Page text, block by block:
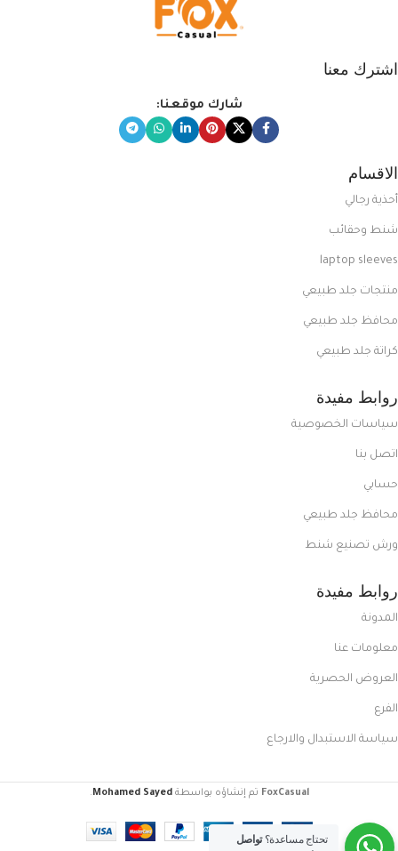
اشترك معنا
شارك موقعنا:
الاقسام
أحذية رجالي
شنط وحقائب
laptop sleeves
منتجات جلد طبيعي
محافظ جلد طبيعي
كراتة جلد طبيعي
روابط مفيدة
سياسات الخصوصية
اتصل بنا
حسابي
محافظ جلد طبيعي
ورش تصنيع شنط
روابط مفيدة
المدونة
معلومات عنا
العروض الحصرية
الفرع
سياسة الاستبدال والارجاع
FoxCasual تم إنشاؤه بواسطةMohamed Sayed
.
تحتاج مساعدة؟تواصل